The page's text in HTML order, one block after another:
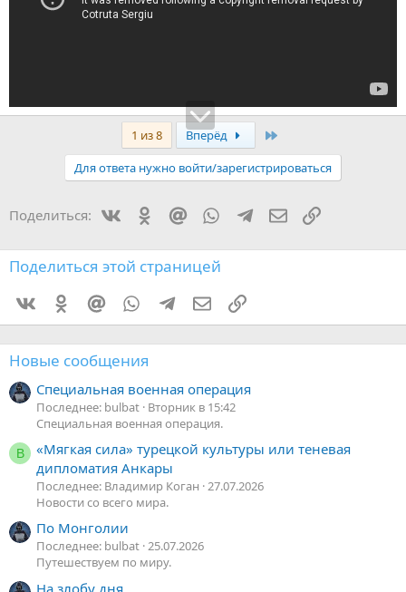
1 из 8 Вперёд
Для ответа нужно войти/зарегистрироваться
Поделиться: VkontakteOdnoklassniki
Mail.ruWhatsAppTelegram
Электронная
Ссылка
Поделиться этой страницей
VkontakteOdnoklassniki
Mail.ruWhatsAppTelegramЭлектронная почта
Ссылка
Новые сообщения
Специальная военная операция
Последнее: bulbat Вторник в 15:42
Специальная военная операция.
В
«Мягкая сила» турецкой культуры или теневая
дипломатия Анкары
Последнее: Владимир Коган 27.07.2026
Новости со всего мира.
По Монголии
Последнее: bulbat 25.07.2026
Путешествуем по миру.
На злобу дня